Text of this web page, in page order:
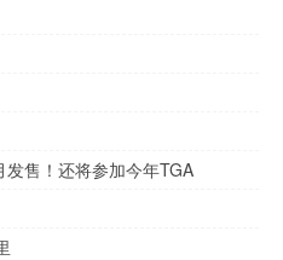
售！还将参加今年TGA